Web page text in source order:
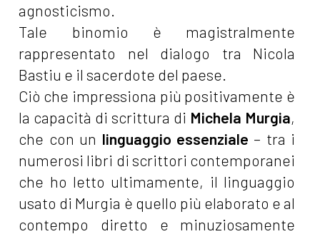
agnosticismo.
Tale binomio è magistralmente
rappresentato nel dialogo tra Nicola
Bastiu e il sacerdote del paese.
Ciò che impressiona più positivamente è
la capacità di scrittura di Michela Murgia,
che con un linguaggio essenziale – tra i
numerosi libri di scrittori contemporanei
che ho letto ultimamente, il linguaggio
usato di Murgia è quello più elaborato e al
contempo diretto e minuziosamente